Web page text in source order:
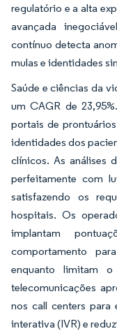
regulatório e a alta
avançada
contínuo detecta
mulas e identidades
Saúde e ciências da
um CAGR de
portais de
identidades dos
clínicos. As análises
perfeitamente com
satisfazendo os
hospitais. Os
implantam
comportamento
enquanto limitam
telecomunicações
nos call centers para
interativa (IVR) e